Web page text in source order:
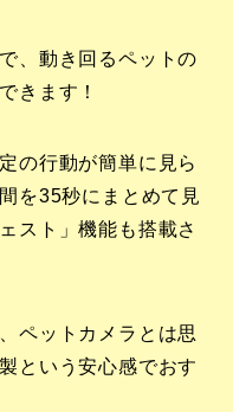
、動き回るペットの
きます！
の行動が簡単に見ら
を35秒にまとめて見
スト」機能も搭載さ
ペットカメラとは思
という安心感でおす